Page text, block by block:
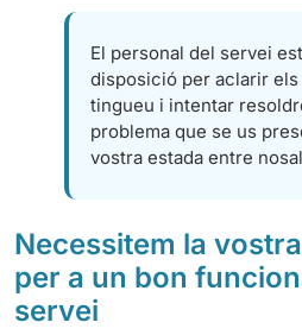
El personal del servei
disposició per aclarir
tingueu i intentar
problema que se us
vostra estada entre
Necessitem la
per a un bon
servei